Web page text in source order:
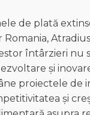
de plată
întârzieri nu
și
proiectele de
și